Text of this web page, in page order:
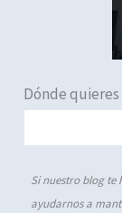
Dónde
Si nuestro blog
ayudarnos a